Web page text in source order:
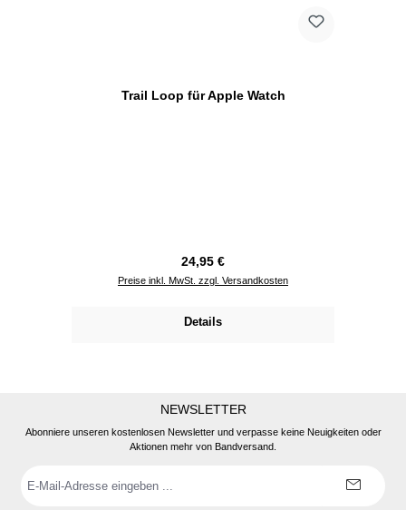
Trail Loop für Apple Watch
Regulärer Preis:
24,95 €
Preise inkl. MwSt. zzgl. Versandkosten
Details
NEWSLETTER
Abonniere unseren kostenlosen Newsletter und verpasse keine Neuigkeiten oder
Aktionen mehr von Bandversand.
Mail-